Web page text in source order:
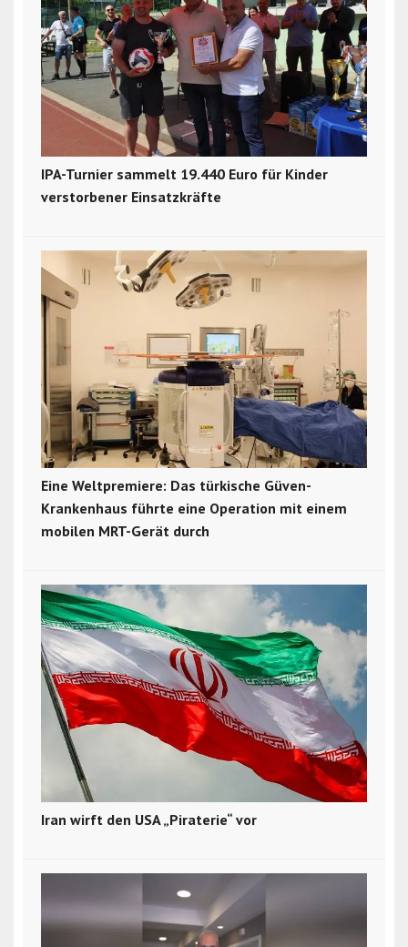
IPA-Turnier sammelt 19.440 Euro für Kinder
verstorbener Einsatzkräfte
Eine Weltpremiere: Das türkische Güven-
Krankenhaus führte eine Operation mit einem
mobilen MRT-Gerät durch
Iran wirft den USA „Piraterie“ vor